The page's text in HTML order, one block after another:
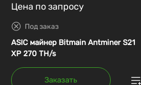
Цена по запросу
Под заказ
ASIC майнер Bitmain Antminer S21
XP 270 TH/s
Заказать